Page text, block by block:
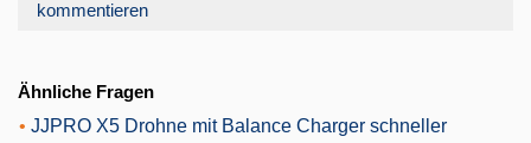
kommentieren
Ähnliche Fragen
• JJPRO X5 Drohne mit Balance Charger schneller